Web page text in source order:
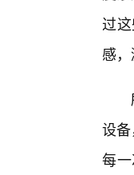
过
感，
设
每